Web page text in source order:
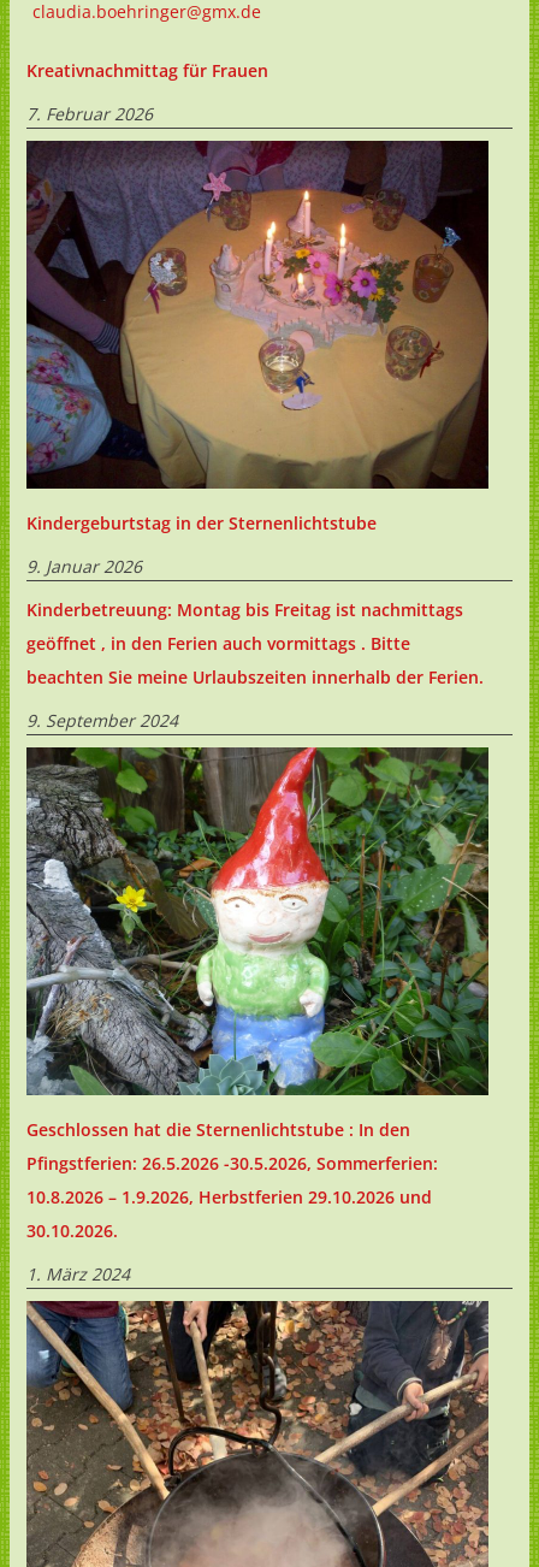
claudia.boehringer@gmx.de
Kreativnachmittag für Frauen
7. Februar 2026
Kindergeburtstag in der Sternenlichtstube
9. Januar 2026
Kinderbetreuung: Montag bis Freitag ist nachmittags
geöffnet , in den Ferien auch vormittags . Bitte
beachten Sie meine Urlaubszeiten innerhalb der Ferien.
9. September 2024
Geschlossen hat die Sternenlichtstube : In den
Pfingstferien: 26.5.2026 -30.5.2026, Sommerferien:
10.8.2026 – 1.9.2026, Herbstferien 29.10.2026 und
30.10.2026.
1. März 2024